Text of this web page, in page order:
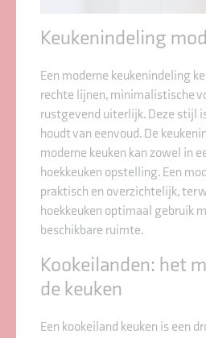
Keukenindeling
Een moderne keukenindeling
rechte lijnen, minimalistische
rustgevend uiterlijk. Deze stijl
houdt van eenvoud. De
moderne keuken kan zowel in
hoekkeuken opstelling. Een
praktisch en overzichtelijk,
hoekkeuken optimaal gebruik
beschikbare ruimte.
Kookeilanden: het
de keuken
Een kookeiland keuken is een